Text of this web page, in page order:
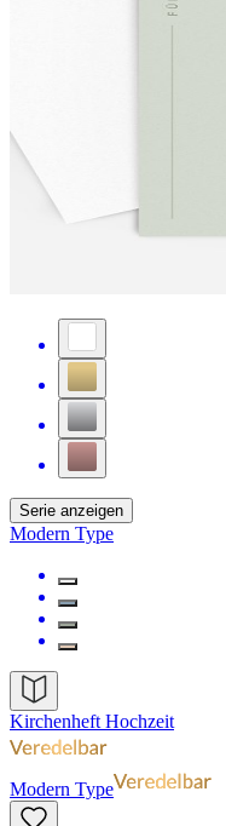
Serie anzeigen
Modern Type
Kirchenheft Hochzeit
Modern Type